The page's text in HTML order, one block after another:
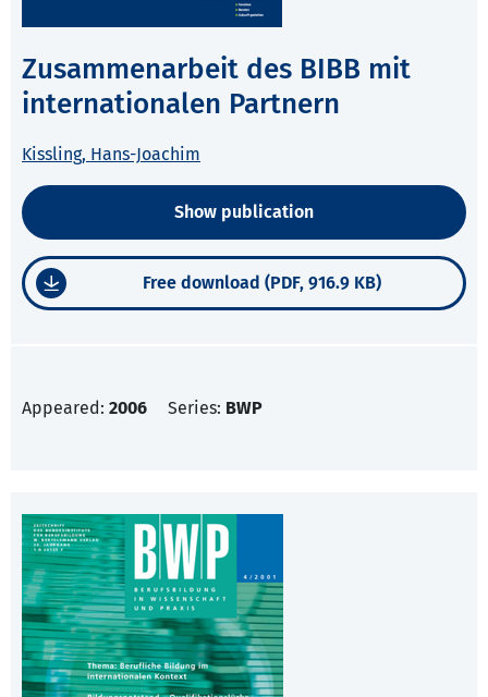
Zusammenarbeit des BIBB mit
internationalen Partnern
Kissling, Hans-Joachim
Show publication
Free download (PDF, 916.9 KB)
Appeared: 2006 Series: BWP